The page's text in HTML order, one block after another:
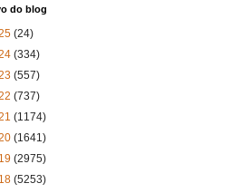
do blog
(24)
(334)
(557)
(737)
(1174)
(1641)
(2975)
(5253)